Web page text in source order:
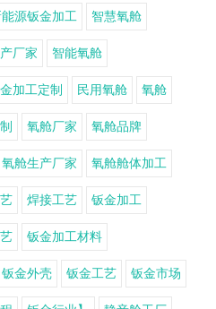
能源钣金加工 智慧氧舱
厂家 智能氧舱
加工定制 民用氧舱 氧舱
氧舱厂家 氧舱品牌
氧舱生产厂家 氧舱舱体加工
焊接工艺 钣金加工
钣金加工材料
钣金外壳 钣金工艺 钣金市场